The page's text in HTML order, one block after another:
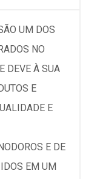
UM DOS
NO
DEVE À SUA
E
E
E DE
EM UM